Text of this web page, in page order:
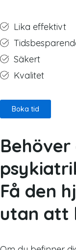
Lika effektivt
Säkert
Kvalitet
Boka tid
Behöver
Få den
utan att